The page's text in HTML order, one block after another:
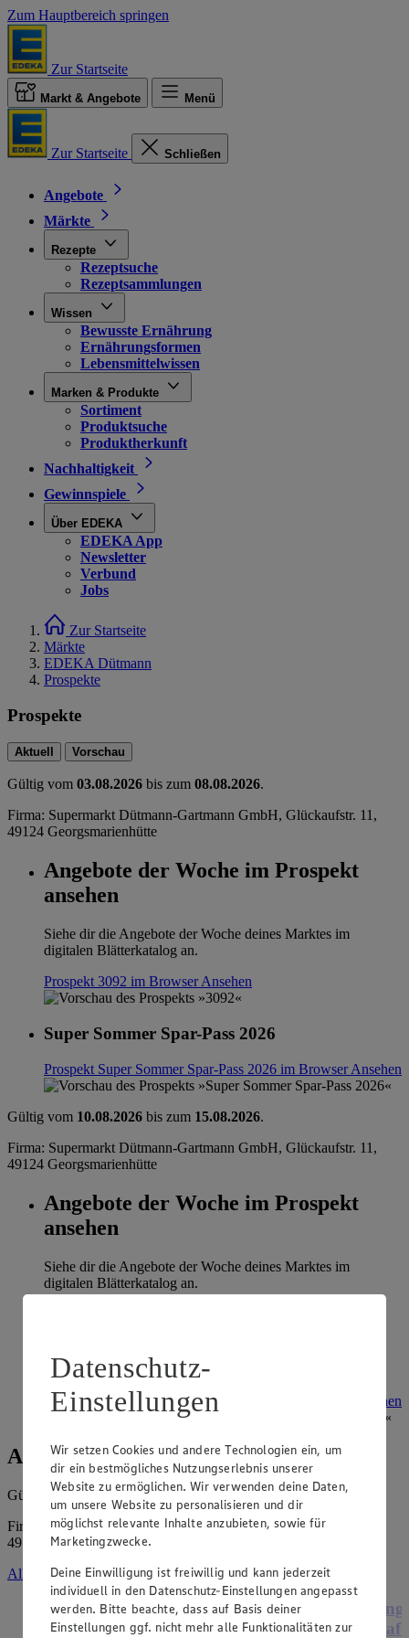
Zum Hauptbereich springen
Zur Startseite
Markt & Angebote Menü
Zur Startseite Schließen
Angebote
Märkte
Rezepte
Rezeptsuche
Rezeptsammlungen
Wissen
Bewusste Ernährung
Ernährungsformen
Lebensmittelwissen
Marken & Produkte
Sortiment
Produktsuche
Produktherkunft
Nachhaltigkeit
Gewinnspiele
Über EDEKA
EDEKA App
Newsletter
Verbund
Jobs
Zur Startseite
Märkte
EDEKA Dütmann
Prospekte
Prospekte
Aktuell Vorschau
Gültig vom 03.08.2026 bis zum 08.08.2026.
Firma: Supermarkt Dütmann-Gartmann GmbH, Glückaufstr. 11,
49124 Georgsmarienhütte
Angebote der Woche im Prospekt
ansehen
Siehe dir die Angebote der Woche deines Marktes im
digitalen Blätterkatalog an.
Prospekt 3092 im BrowserAnsehen
Super Sommer Spar-Pass 2026
Prospekt Super Sommer Spar-Pass 2026 im BrowserAnsehen
Gültig vom 10.08.2026 bis zum 15.08.2026.
Firma: Supermarkt Dütmann-Gartmann GmbH, Glückaufstr. 11,
49124 Georgsmarienhütte
Angebote der Woche im Prospekt
ansehen
Siehe dir die Angebote der Woche deines Marktes im
digitalen Blätterkatalog an.
Super Sommer Spar-Pass 2026
Prospekt Super Sommer Spar-Pass 2026 im Browser Ansehen
Angebote der Woche
Gültig vom03.08.2026bis zum08.08.2026.
Firma: Supermarkt Dütmann-Gartmann GmbH, Glückaufstr. 11,
49124 Georgsmarienhütte
Alle Angebote ansehen
Angebot:Henglein Frischer Pizzateig
XXL
Datenschutz-
Einstellungen
Wir setzen Cookies und andere Technologien ein, um
dir ein bestmögliches Nutzungserlebnis unserer
Website zu ermöglichen. Wir verwenden deine Daten,
um unsere Website zu personalisieren und dir
möglichst relevante Inhalte anzubieten, sowie für
Marketingzwecke.
Deine Einwilligung ist freiwillig und kann jederzeit
individuell in den Datenschutz-Einstellungen angepasst
werden. Bitte beachte, dass auf Basis deiner
Einstellungen ggf. nicht mehr alle Funktionalitäten zur